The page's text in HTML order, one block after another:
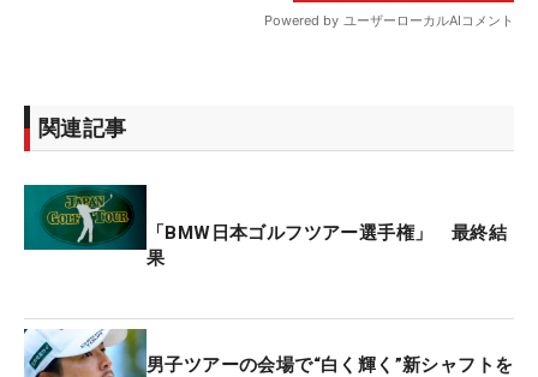
関連記事
「BMW日本ゴルフツアー選手権」 最終結
果
男子ツアーの会場で“白く輝く”新シャフトを